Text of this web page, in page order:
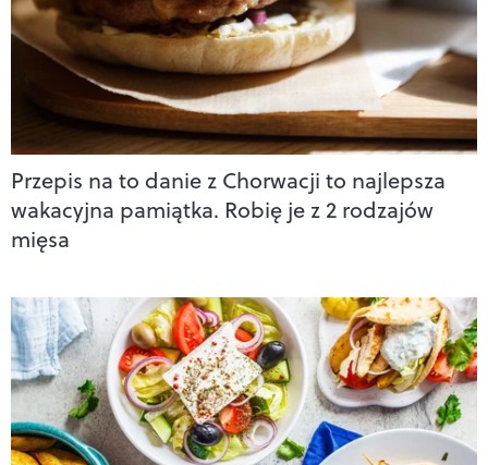
Przepis na to danie z Chorwacji to najlepsza
wakacyjna pamiątka. Robię je z 2 rodzajów
mięsa